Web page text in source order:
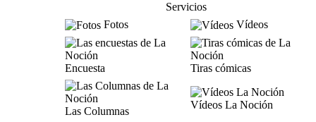
Servicios
Fotos
Vídeos
Encuesta Tiras cómicas
Las Columnas
Vídeos La Noción